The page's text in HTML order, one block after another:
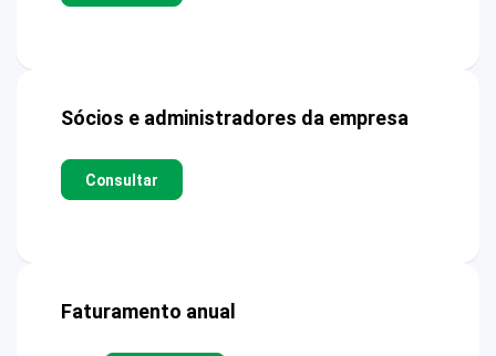
Sócios e administradores da empresa
Consultar
Faturamento anual